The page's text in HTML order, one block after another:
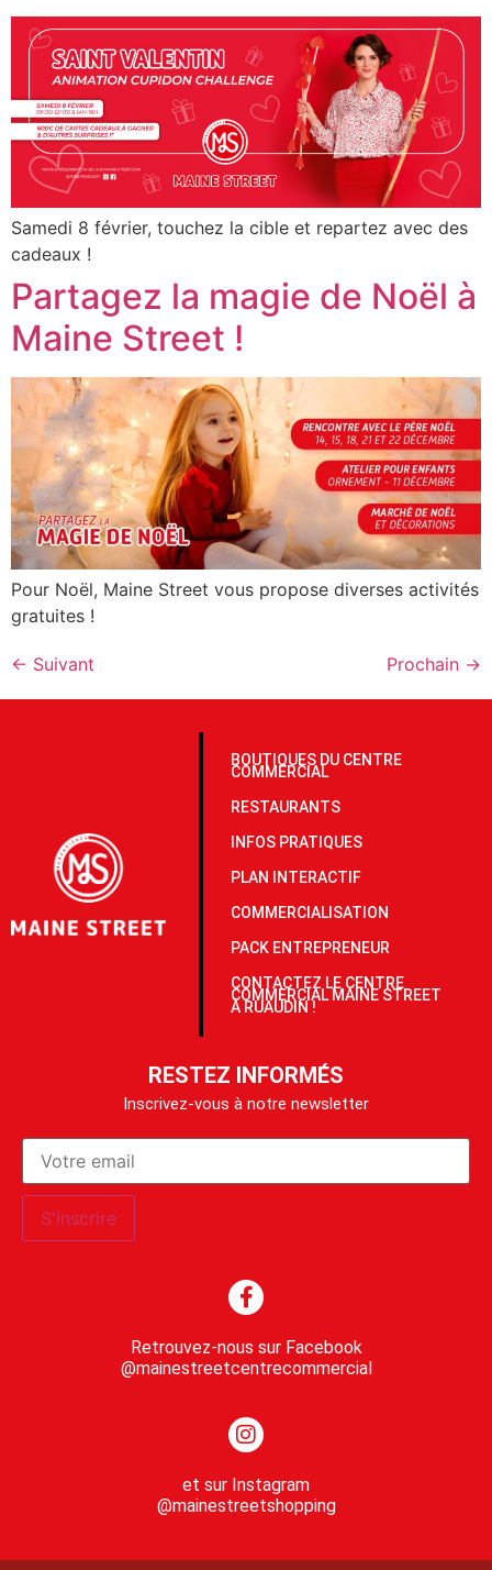
Samedi 8 février, touchez la cible et repartez avec des
cadeaux !
Partagez la magie de Noël à
Maine Street !
Pour Noël, Maine Street vous propose diverses activités
gratuites !
← Suivant Prochain →
BOUTIQUES DU CENTRE
COMMERCIAL
RESTAURANTS
INFOS PRATIQUES
PLAN INTERACTIF
COMMERCIALISATION
PACK ENTREPRENEUR
CONTACTEZ LE CENTRE
COMMERCIAL MAINE STREET
À RUAUDIN !
RESTEZ INFORMÉS
Inscrivez-vous à notre newsletter
Retrouvez-nous sur Facebook
@mainestreetcentrecommercial
et sur Instagram
@mainestreetshopping